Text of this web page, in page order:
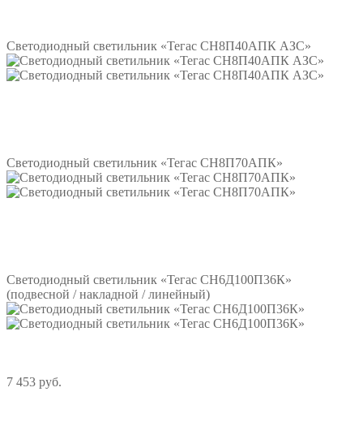
Светодиодный светильник «Тегас СН8П40АПК АЗС»
Светодиодный светильник «Тегас СН8П70АПК»
Светодиодный светильник «Тегас СН6Д100П36К»
(подвесной / накладной / линейный)
7 453 руб.